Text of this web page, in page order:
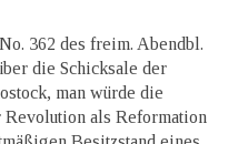
362 des freim. Abendbl.
die Schicksale der
man würde die
als Reformation